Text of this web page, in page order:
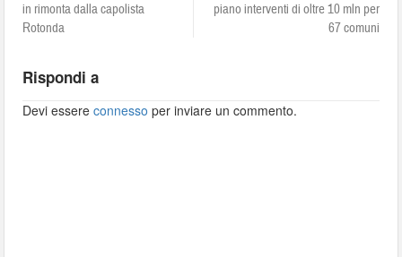
in rimonta dalla capolista
Rotonda
piano interventi di oltre 10 mln per
67 comuni
Rispondi a
Devi essereconnesso per inviare un commento.